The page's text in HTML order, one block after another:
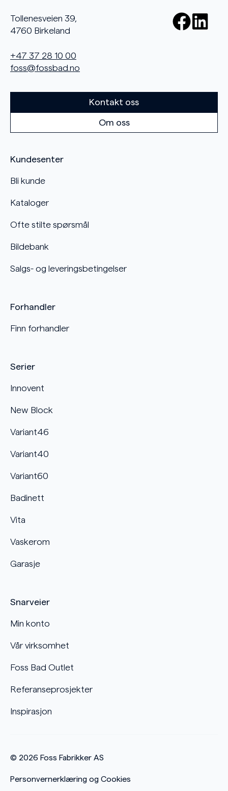
Tollenesveien 39,
4760 Birkeland
+47 37 28 10 00
foss@fossbad.no
Serier
Innovent
New Block
Variant46
Variant40
Variant60
Badinett
Vita
Vaskerom
Garasje
Kundesenter
Bli kunde
Kataloger
Ofte stilte spørsmål
Bildebank
Salgs- og leveringsbetingelser
Forhandler
Finn forhandler
Snarveier
Min konto
Vår virksomhet
Foss Bad Outlet
Referanseprosjekter
Inspirasjon
Kontakt oss
Om oss
© 2026 Foss Fabrikker AS
Personvernerklæring og Cookies